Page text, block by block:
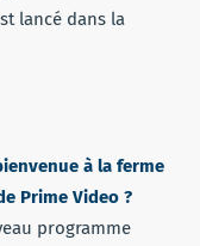
lancé dans la
à la ferme
Prime Video ?
programme